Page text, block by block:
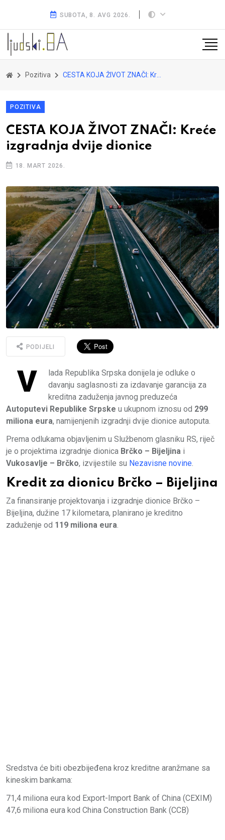
SUBOTA, 8. AVG 2026.
Pozitiva CESTA KOJA ŽIVOT ZNAČI: Kreće izgradnja dvije dionice
POZITIVA
CESTA KOJA ŽIVOT ZNAČI: Kreće
izgradnja dvije dionice
18. MART 2026.
PODIJELI
V lada Republika Srpska donijela je odluke o
davanju saglasnosti za izdavanje garancija za
kreditna zaduženja javnog preduzeća
Autoputevi Republike Srpske u ukupnom iznosu od 299
miliona eura, namijenjenih izgradnji dvije dionice autoputa.
Prema odlukama objavljenim u Službenom glasniku RS, riječ
je o projektima izgradnje dionica Brčko – Bijeljina i
Vukosavlje – Brčko, izvijestile su Nezavisne novine.
Kredit za dionicu Brčko – Bijeljina
Za finansiranje projektovanja i izgradnje dionice Brčko –
Bijeljina, dužine 17 kilometara, planirano je kreditno
zaduženje od 119 miliona eura.
Sredstva će biti obezbijeđena kroz kreditne aranžmane sa
kineskim bankama:
71,4 miliona eura kod Export-Import Bank of China (CEXIM)
47,6 miliona eura kod China Construction Bank (CCB)